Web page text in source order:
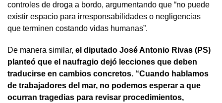
controles de droga a bordo, argumentando que “no puede
existir espacio para irresponsabilidades o negligencias
que terminen costando vidas humanas”.
De manera similar, el diputado José Antonio Rivas (PS)
planteó que el naufragio dejó lecciones que deben
traducirse en cambios concretos. “Cuando hablamos
de trabajadores del mar, no podemos esperar a que
ocurran tragedias para revisar procedimientos,